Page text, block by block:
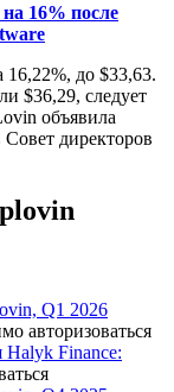
16% после
до $33,63.
$36,29, следует
объявила
Совет директоров
Q1 2026
авторизоваться
Halyk Finance: